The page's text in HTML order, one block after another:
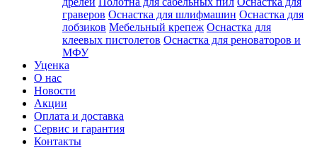
граверов Оснастка для шлифмашин Оснастка для
лобзиков Мебельный крепеж Оснастка для
клеевых пистолетов Оснастка для реноваторов и
МФУ
Уценка
О нас
Новости
Акции
Оплата и доставка
Сервис и гарантия
Контакты